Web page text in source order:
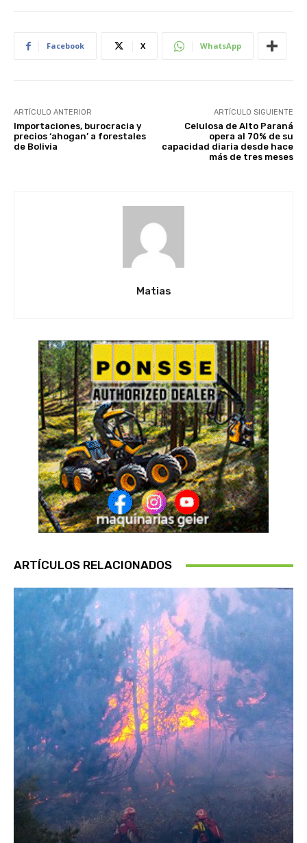
Facebook X WhatsApp
ARTÍCULO ANTERIOR
Importaciones, burocracia y
precios ‘ahogan’ a forestales
de Bolivia
ARTÍCULO SIGUIENTE
Celulosa de Alto Paraná
opera al 70% de su
capacidad diaria desde hace
más de tres meses
Matias
ARTÍCULOS RELACIONADOS